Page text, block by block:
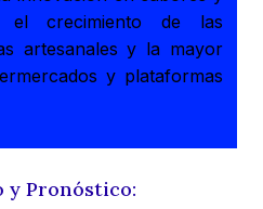
el crecimiento de las
artesanales y la mayor
y plataformas
y Pronóstico: